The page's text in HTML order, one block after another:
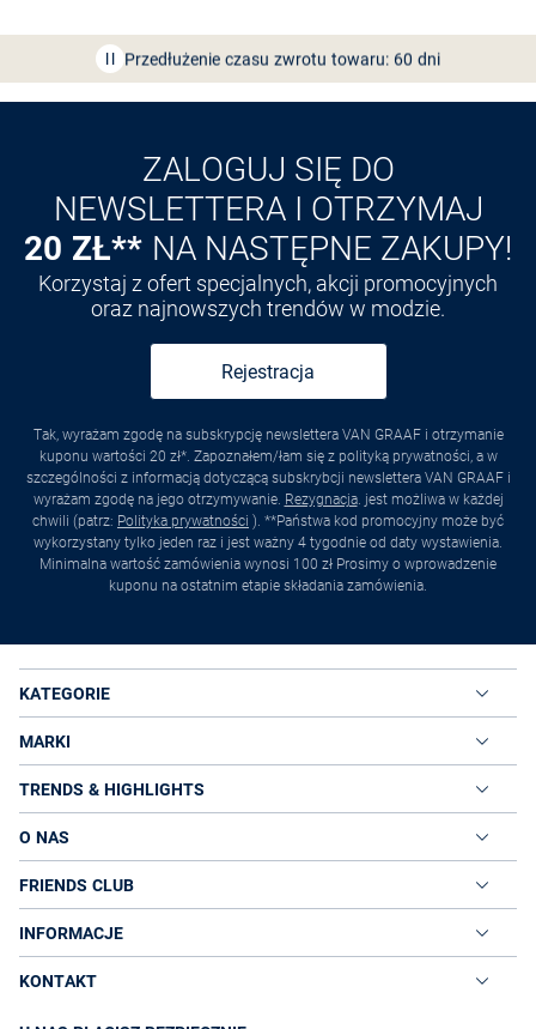
Przedłużenie czasu zwrotu towaru: 60 dni
Odkryj aplikację VANGRAAF
ZALOGUJ SIĘ DO
NEWSLETTERA I OTRZYMAJ
20 ZŁ** NA NASTĘPNE ZAKUPY!
Korzystaj z ofert specjalnych, akcji promocyjnych
oraz najnowszych trendów w modzie.
Rejestracja
Tak, wyrażam zgodę na subskrypcję newslettera VAN GRAAF i otrzymanie
kuponu wartości 20 zł*. Zapoznałem/łam się z polityką prywatności, a w
szczególności z informacją dotyczącą subskrybcji newslettera VAN GRAAF i
wyrażam zgodę na jego otrzymywanie. Rezygnacja. jest możliwa w każdej
chwili (patrz: Polityka prywatności ). **Państwa kod promocyjny może być
wykorzystany tylko jeden raz i jest ważny 4 tygodnie od daty wystawienia.
Minimalna wartość zamówienia wynosi 100 zł Prosimy o wprowadzenie
kuponu na ostatnim etapie składania zamówienia.
KATEGORIE
MARKI
TRENDS & HIGHLIGHTS
O NAS
FRIENDS CLUB
INFORMACJE
KONTAKT